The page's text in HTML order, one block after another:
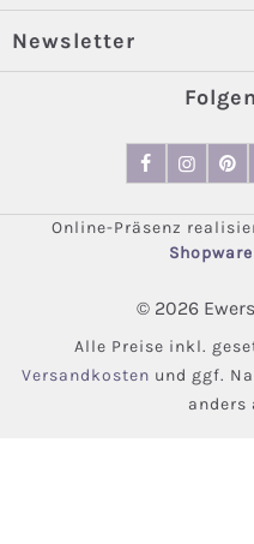
Newsletter
Online-Präsenz
© 2026
Alle Preise inkl.
Versandkosten und ggf.
anders